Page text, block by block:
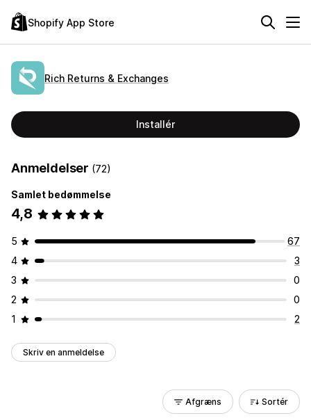
Shopify App Store
Rich Returns & Exchanges
Installér
Anmeldelser (72)
Samlet bedømmelse
4,8
5
67
4
3
3
0
2
0
1
2
Skriv en anmeldelse
Afgræns Sortér